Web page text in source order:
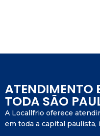
ATENDIMENTO
TODA SÃO
A Locallfrio oferece
em toda a capital paulista,